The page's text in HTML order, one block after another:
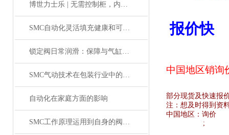
博世力士乐 | 无需控制柜，内部物流新解决方案
SMC自动化灵活填充健康和可持续食品
锁定阀日常润滑：保障与气缸联动时的顺畅性
SMC气动技术在包装行业中的研究
自动化在家庭方面的影响
SMC工作原理运用到自身的阀体原理介绍
报价快
中国地区销询
部分现货及快速报
注：想及时得到资
中国地区： 询价
;